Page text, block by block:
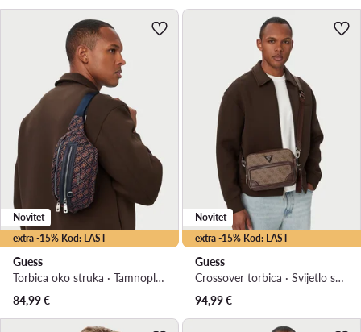
extra -15% Kod: LAST
Novitet
Guess
Torbica oko struka · Tamnoplava
84,99€
extra -15% Kod: LAST
Novitet
Guess
Crossover torbica · Svijetlo smeđa
94,99€